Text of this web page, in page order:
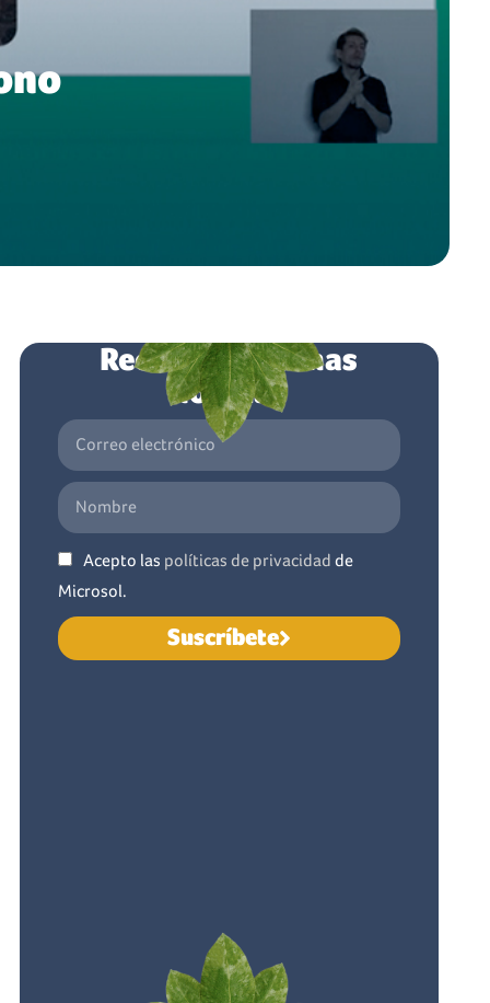
Recibe las últimas
noticias
Acepto las políticas de privacidad de
Microsol.
Suscríbete